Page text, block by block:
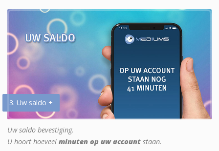
3. Uw saldo +
Uw saldo bevestiging.
U hoort hoeveel minuten op uw account staan.